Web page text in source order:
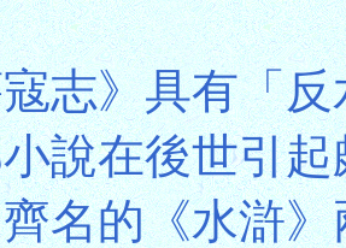
志》具有「
說在後世引
名的《水滸